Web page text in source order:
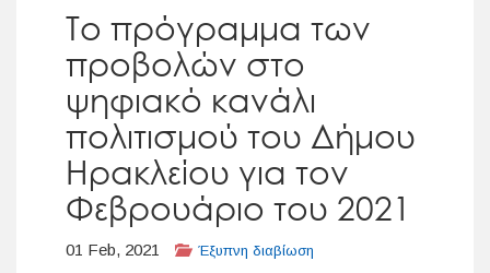
Το πρόγραμμα των
προβολών στο
ψηφιακό κανάλι
πολιτισμού του Δήμου
Ηρακλείου για τον
Φεβρουάριο του 2021
01 Feb, 2021 Έξυπνη διαβίωση